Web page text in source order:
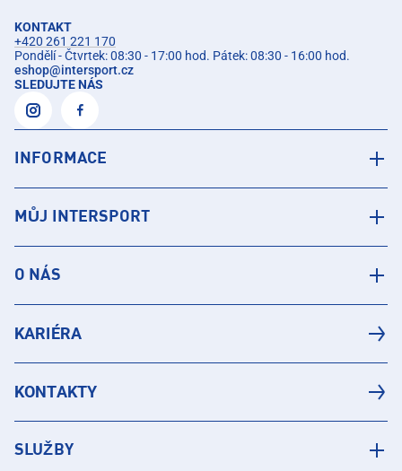
KONTAKT
+420 261 221 170
Pondělí - Čtvrtek: 08:30 - 17:00 hod. Pátek: 08:30 - 16:00 hod.
eshop@intersport.cz
SLEDUJTE NÁS
INFORMACE
MŮJ INTERSPORT
O NÁS
KARIÉRA
KONTAKTY
SLUŽBY